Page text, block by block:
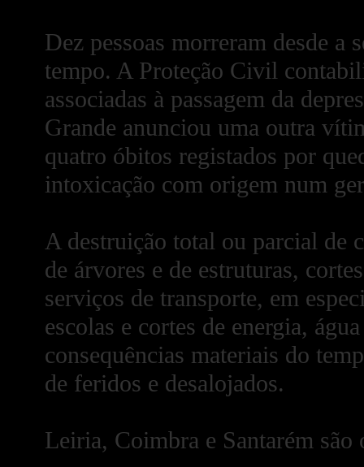
Dez pessoas morreram desde a
tempo. A Proteção Civil
associadas à passagem da
Grande anunciou uma outra
quatro óbitos registados por
intoxicação com origem num
A destruição total ou parcial de
de árvores e de estruturas,
serviços de transporte, em
escolas e cortes de energia,
consequências materiais do
de feridos e desalojados.
Leiria, Coimbra e Santarém